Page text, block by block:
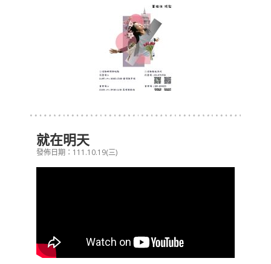
就在明天
發佈日期：111.10.19(三)